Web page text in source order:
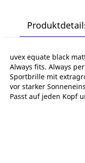
uvex equate black
Always fits. Always
Sportbrille mit
vor starker
Passt auf jeden Kopf